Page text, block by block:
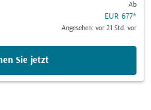
Ab
EUR 677*
Angesehen: vor 21 Std. vor
Sie jetzt